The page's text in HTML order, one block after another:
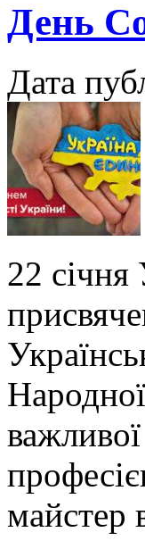
День
Дата
22 січня
майстер